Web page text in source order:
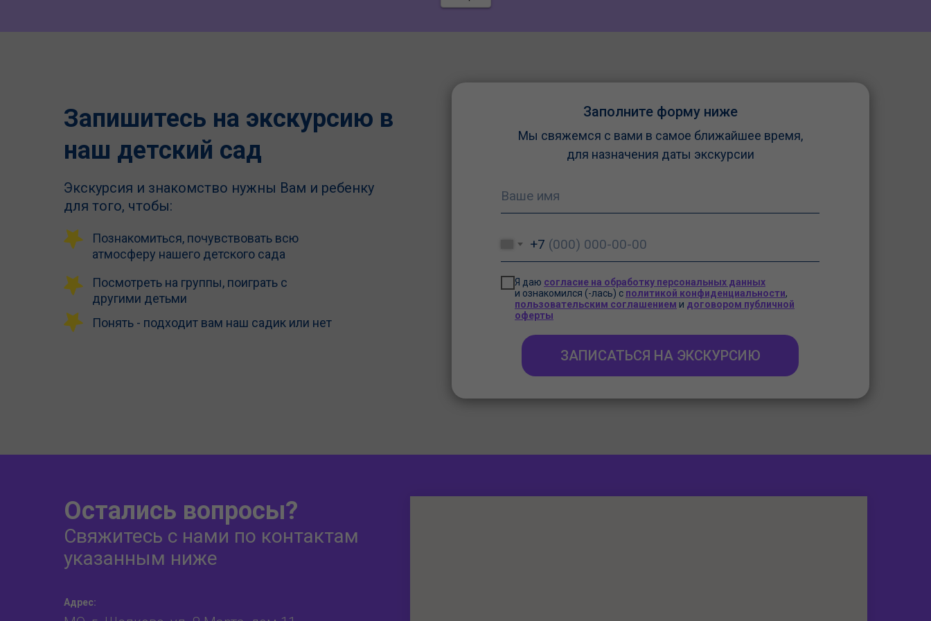
настоящему семейная атмосфера.
посещает садик — для меня это самый
главный показатель!Видно, что дети здесь
не просто «проводят время», а
развиваются, учатся новому и при этом
чувствуют себя в безопасности и
любовью — а для родителей это бесценно.
воспитателей и учителей за
прекрасную возможность детям
развиваться во время каникул!
Запишитесь на экскурсию в
наш детский сад
Экскурсия и знакомство нужны Вам и ребенку
для того, чтобы:
Познакомиться, почувствовать всю
атмосферу нашего детского сада
Посмотреть на группы, поиграть с
другими детьми
Понять - подходит вам наш садик или нет
+7
Я даю согласие на обработку персональных данных
и ознакомился (-лась) с политикой конфиденциальности,
пользовательским соглашением и договором публичной
оферты
ЗАПИСАТЬСЯ НА ЭКСКУРСИЮ
Заполните форму ниже
Мы свяжемся с вами в самое ближайшее время,
для назначения даты экскурсии
Остались вопросы?
Свяжитесь с нами по контактам
указанным ниже
Адрес: